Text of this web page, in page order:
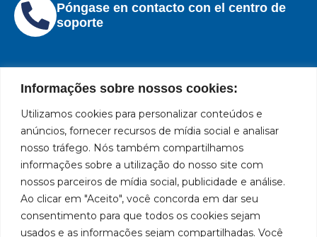
Informações sobre nossos cookies:
Utilizamos cookies para personalizar conteúdos e
anúncios, fornecer recursos de mídia social e analisar
nosso tráfego. Nós também compartilhamos
informações sobre a utilização do nosso site com
nossos parceiros de mídia social, publicidade e análise.
Ao clicar em "Aceito", você concorda em dar seu
consentimento para que todos os cookies sejam
usados e as informações sejam compartilhadas. Você
Póngase en contacto con el centro de
soporte
Marca
líder
en
fabricación
de
equipos
para
lubricación
Políticas
de
privacidad
Políticas
de
cookies
Institucional
Institucional
Centros de
Servicio
Autorizados
Sea un
Ubicación
Rua
931 – Anexo
Anita
Franchini,
50/96
Bairro: Santa
Terezinha
Redes
sociales
Youtube
LinkedIn